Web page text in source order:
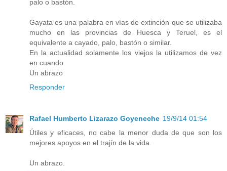
palo o bastón.
Gayata es una palabra en vías de extinción que se utilizaba
mucho en las provincias de Huesca y Teruel, es el
equivalente a cayado, palo, bastón o similar.
En la actualidad solamente los viejos la utilizamos de vez
en cuando.
Un abrazo
Responder
Rafael Humberto Lizarazo Goyeneche 19/9/14 01:54
Útiles y eficaces, no cabe la menor duda de que son los
mejores apoyos en el trajín de la vida.
Un abrazo.